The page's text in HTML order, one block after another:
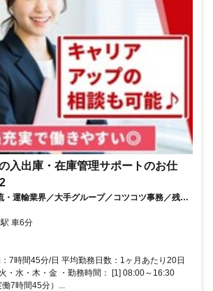
入出庫・在庫管理サポートのお仕
・運輸業界／大手グループ／コツコツ事務／残業
車6分
7時間45分/日 平均勤務日数：1ヶ月あたり20日
・水・木・金 ・勤務時間： [1] 08:00～16:30
7時間45分）...